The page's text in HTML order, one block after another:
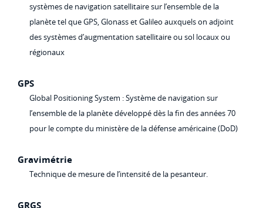
systèmes de navigation satellitaire sur l’ensemble de la
planète tel que GPS, Glonass et Galileo auxquels on adjoint
des systèmes d’augmentation satellitaire ou sol locaux ou
régionaux
GPS
Global Positioning System : Système de navigation sur
l’ensemble de la planète développé dès la fin des années 70
pour le compte du ministère de la défense américaine (DoD)
Gravimétrie
Technique de mesure de l’intensité de la pesanteur.
GRGS